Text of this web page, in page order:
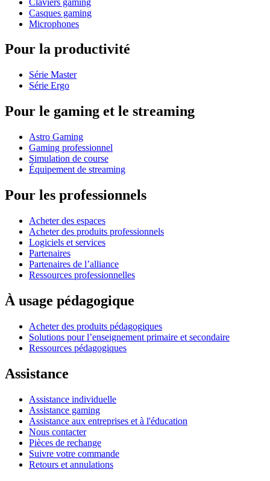
Casques gaming
Microphones
Pour la productivité
Série Master
Série Ergo
Pour le gaming et le streaming
Astro Gaming
Gaming professionnel
Simulation de course
Équipement de streaming
Pour les professionnels
Acheter des espaces
Acheter des produits professionnels
Logiciels et services
Partenaires
Partenaires de l’alliance
Ressources professionnelles
À usage pédagogique
Acheter des produits pédagogiques
Solutions pour l’enseignement primaire et secondaire
Ressources pédagogiques
Assistance
Assistance individuelle
Assistance gaming
Assistance aux entreprises et à l'éducation
Nous contacter
Pièces de rechange
Suivre votre commande
Retours et annulations